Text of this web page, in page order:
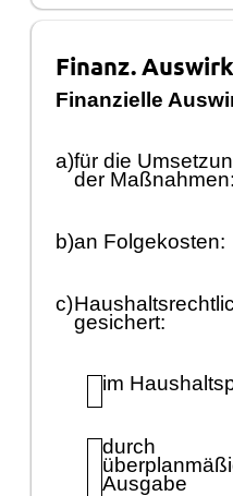
Finanz.
Finanzielle
a)für die
der Maß
b)an Folgekosten:
c)
gesichert:
im
durch
überplanmäß
Ausgabe